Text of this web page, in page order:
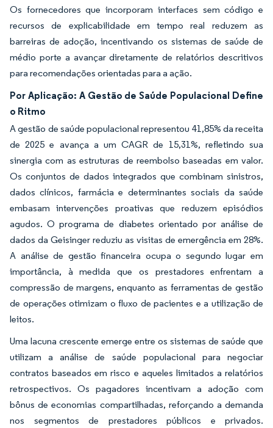
Os fornecedores que incorporam interfaces sem código e
recursos de explicabilidade em tempo real reduzem as
barreiras de adoção, incentivando os sistemas de saúde de
médio porte a avançar diretamente de relatórios descritivos
para recomendações orientadas para a ação.
Por Aplicação: A Gestão de Saúde Populacional Define
o Ritmo
A gestão de saúde populacional representou 41,85% da receita
de 2025 e avança a um CAGR de 15,31%, refletindo sua
sinergia com as estruturas de reembolso baseadas em valor.
Os conjuntos de dados integrados que combinam sinistros,
dados clínicos, farmácia e determinantes sociais da saúde
embasam intervenções proativas que reduzem episódios
agudos. O programa de diabetes orientado por análise de
dados da Geisinger reduziu as visitas de emergência em 28%.
A análise de gestão financeira ocupa o segundo lugar em
importância, à medida que os prestadores enfrentam a
compressão de margens, enquanto as ferramentas de gestão
de operações otimizam o fluxo de pacientes e a utilização de
leitos.
Uma lacuna crescente emerge entre os sistemas de saúde que
utilizam a análise de saúde populacional para negociar
contratos baseados em risco e aqueles limitados a relatórios
retrospectivos. Os pagadores incentivam a adoção com
bônus de economias compartilhadas, reforçando a demanda
nos segmentos de prestadores públicos e privados.